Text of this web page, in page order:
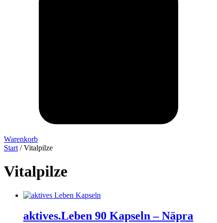
Warenkorb
Start / Vitalpilze
Vitalpilze
aktives.Leben 90 Kapseln – Näpra